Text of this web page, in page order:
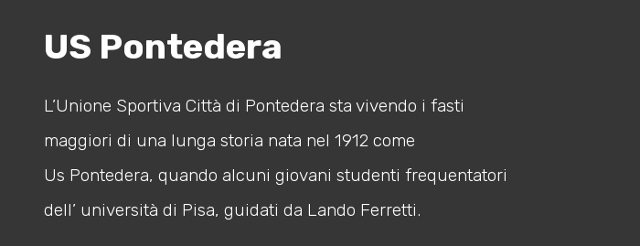
US Pontedera
L’Unione Sportiva Città di Pontedera sta vivendo i fasti
maggiori di una lunga storia nata nel 1912 come
Us Pontedera, quando alcuni giovani studenti frequentatori
dell’ università di Pisa, guidati da Lando Ferretti.